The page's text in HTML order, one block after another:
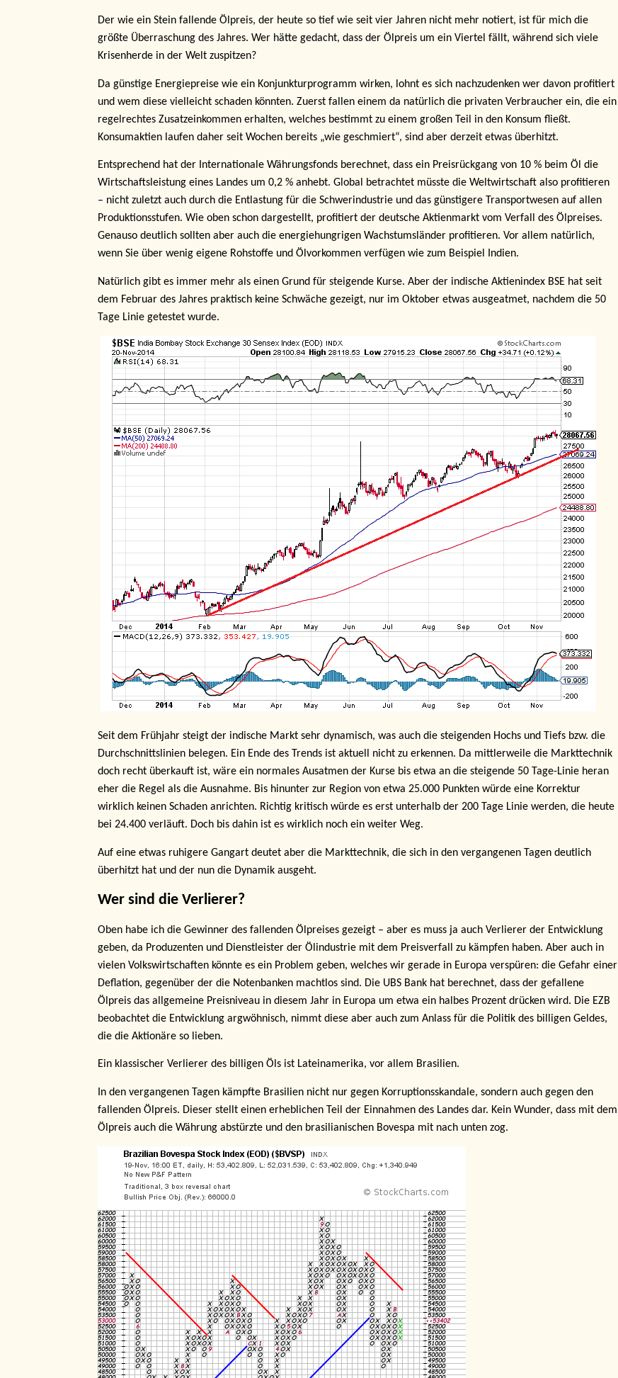
Der wie ein Stein fallende Ölpreis, der heute so tief wie seit vier Jahren nicht mehr notiert, ist für mich die
größte Überraschung des Jahres. Wer hätte gedacht, dass der Ölpreis um ein Viertel fällt, während sich viele
Krisenherde in der Welt zuspitzen?
Da günstige Energiepreise wie ein Konjunkturprogramm wirken, lohnt es sich nachzudenken wer davon profitiert
und wem diese vielleicht schaden könnten. Zuerst fallen einem da natürlich die privaten Verbraucher ein, die ein
regelrechtes Zusatzeinkommen erhalten, welches bestimmt zu einem großen Teil in den Konsum fließt.
Konsumaktien laufen daher seit Wochen bereits „wie geschmiert“, sind aber derzeit etwas überhitzt.
Entsprechend hat der Internationale Währungsfonds berechnet, dass ein Preisrückgang von 10 % beim Öl die
Wirtschaftsleistung eines Landes um 0,2 % anhebt. Global betrachtet müsste die Weltwirtschaft also profitieren
– nicht zuletzt auch durch die Entlastung für die Schwerindustrie und das günstigere Transportwesen auf allen
Produktionsstufen. Wie oben schon dargestellt, profitiert der deutsche Aktienmarkt vom Verfall des Ölpreises.
Genauso deutlich sollten aber auch die energiehungrigen Wachstumsländer profitieren. Vor allem natürlich,
wenn Sie über wenig eigene Rohstoffe und Ölvorkommen verfügen wie zum Beispiel Indien.
Natürlich gibt es immer mehr als einen Grund für steigende Kurse. Aber der indische Aktienindex BSE hat seit
dem Februar des Jahres praktisch keine Schwäche gezeigt, nur im Oktober etwas ausgeatmet, nachdem die 50
Tage Linie getestet wurde.
Seit dem Frühjahr steigt der indische Markt sehr dynamisch, was auch die steigenden Hochs und Tiefs bzw. die
Durchschnittslinien belegen. Ein Ende des Trends ist aktuell nicht zu erkennen. Da mittlerweile die Markttechnik
doch recht überkauft ist, wäre ein normales Ausatmen der Kurse bis etwa an die steigende 50 Tage-Linie heran
eher die Regel als die Ausnahme. Bis hinunter zur Region von etwa 25.000 Punkten würde eine Korrektur
wirklich keinen Schaden anrichten. Richtig kritisch würde es erst unterhalb der 200 Tage Linie werden, die heute
bei 24.400 verläuft. Doch bis dahin ist es wirklich noch ein weiter Weg.
Auf eine etwas ruhigere Gangart deutet aber die Markttechnik, die sich in den vergangenen Tagen deutlich
überhitzt hat und der nun die Dynamik ausgeht.
Wer sind die Verlierer?
Oben habe ich die Gewinner des fallenden Ölpreises gezeigt – aber es muss ja auch Verlierer der Entwicklung
geben, da Produzenten und Dienstleister der Ölindustrie mit dem Preisverfall zu kämpfen haben. Aber auch in
vielen Volkswirtschaften könnte es ein Problem geben, welches wir gerade in Europa verspüren: die Gefahr einer
Deflation, gegenüber der die Notenbanken machtlos sind. Die UBS Bank hat berechnet, dass der gefallene
Ölpreis das allgemeine Preisniveau in diesem Jahr in Europa um etwa ein halbes Prozent drücken wird. Die EZB
beobachtet die Entwicklung argwöhnisch, nimmt diese aber auch zum Anlass für die Politik des billigen Geldes,
die die Aktionäre so lieben.
Ein klassischer Verlierer des billigen Öls ist Lateinamerika, vor allem Brasilien.
In den vergangenen Tagen kämpfte Brasilien nicht nur gegen Korruptionsskandale, sondern auch gegen den
fallenden Ölpreis. Dieser stellt einen erheblichen Teil der Einnahmen des Landes dar. Kein Wunder, dass mit dem
Ölpreis auch die Währung abstürzte und den brasilianischen Bovespa mit nach unten zog.